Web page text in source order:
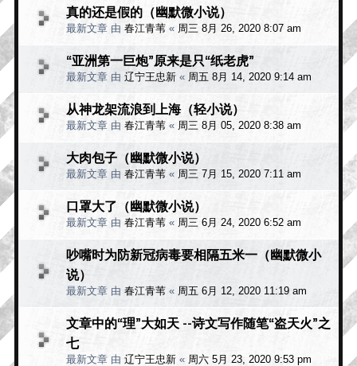
真的还是假的（幽默微小说）
最新文章 由 春江青苇 « 周三 8月 26, 2020 8:07 am
“亚洲第一巨炮”原来是只“纸老虎”
最新文章 由 辽宁王忠新 « 周五 8月 14, 2020 9:14 am
从神龙架流浪到上海（轻小说）
最新文章 由 春江青苇 « 周三 8月 05, 2020 8:38 am
大肉包子（幽默微小说）
最新文章 由 春江青苇 « 周三 7月 15, 2020 7:11 am
口罩大了（幽默微小说）
最新文章 由 春江青苇 « 周三 6月 24, 2020 6:52 am
吵嘴时为防新冠病毒要相隔五米一（幽默微小
说）
最新文章 由 春江青苇 « 周五 6月 12, 2020 11:19 am
文章中的“理”大如天 --诗文写作随笔“盗天火”之
七
最新文章 由 辽宁王忠新 « 周六 5月 23, 2020 9:53 pm